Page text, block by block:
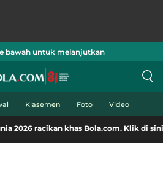
bawah untuk melanjutkan
Klasemen Foto Video
khas Bola.com. Klik di sini!